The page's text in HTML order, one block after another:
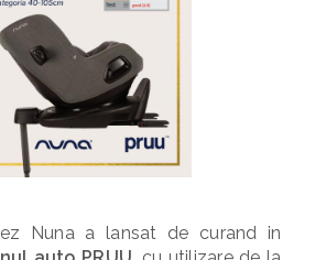
Nuna a lansat de curand in